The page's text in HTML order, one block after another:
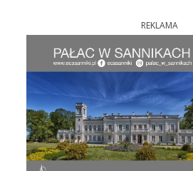
REKLAMA